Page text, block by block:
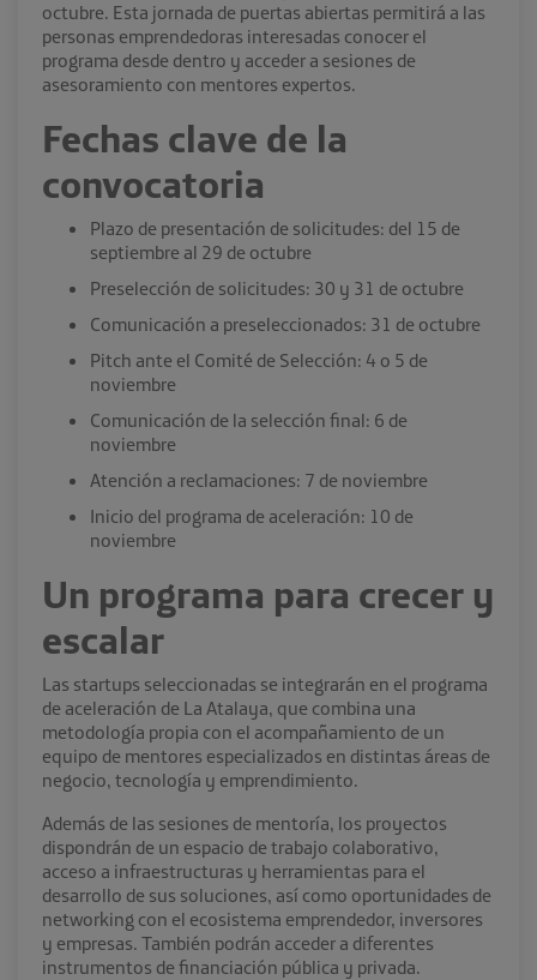
octubre. Esta jornada de puertas abiertas permitirá a las
personas emprendedoras interesadas conocer el
programa desde dentro y acceder a sesiones de
asesoramiento con mentores expertos.
Fechas clave de la
convocatoria
Plazo de presentación de solicitudes: del 15 de
septiembre al 29 de octubre
Preselección de solicitudes: 30 y 31 de octubre
Comunicación a preseleccionados: 31 de octubre
Pitch ante el Comité de Selección: 4 o 5 de
noviembre
Comunicación de la selección final: 6 de
noviembre
Atención a reclamaciones: 7 de noviembre
Inicio del programa de aceleración: 10 de
noviembre
Un programa para crecer y
escalar
Las startups seleccionadas se integrarán en el programa
de aceleración de La Atalaya, que combina una
metodología propia con el acompañamiento de un
equipo de mentores especializados en distintas áreas de
negocio, tecnología y emprendimiento.
Además de las sesiones de mentoría, los proyectos
dispondrán de un espacio de trabajo colaborativo,
acceso a infraestructuras y herramientas para el
desarrollo de sus soluciones, así como oportunidades de
networking con el ecosistema emprendedor, inversores
y empresas. También podrán acceder a diferentes
instrumentos de financiación pública y privada.